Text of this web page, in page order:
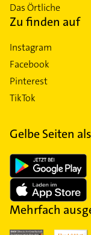
Das Örtliche
Zu finden auf
Instagram
Facebook
Pinterest
TikTok
Gelbe Seiten
Mehrfach